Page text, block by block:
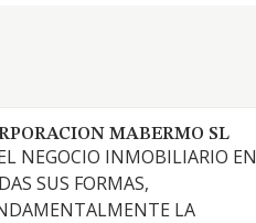
MABERMO SL
NEGOCIO INMOBILIARIO EN
SUS FORMAS,
LA